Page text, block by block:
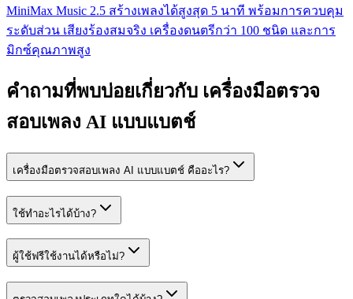
MiniMax Music 2.5 สร้างเพลงได้สูงสุด 5 นาที พร้อมการควบคุม
ระดับส่วน เสียงร้องสมจริง เครื่องดนตรีกว่า 100 ชนิด และการ
มิกซ์คุณภาพสูง
คำถามที่พบบ่อยเกี่ยวกับ เครื่องมือตรวจ
สอบเพลง AI แบบแบตช์
เครื่องมือตรวจสอบเพลง AI แบบแบตช์ คืออะไร?
ใช้ทำอะไรได้บ้าง?
ผู้ใช้ฟรีใช้งานได้หรือไม่?